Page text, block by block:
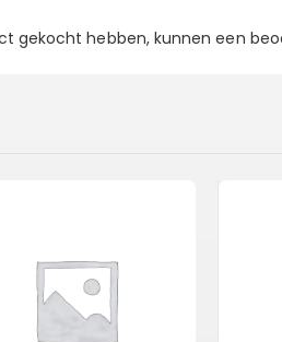
gekocht hebben, kunnen een